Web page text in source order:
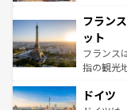
ませてく
なお、新
しい。
文化が根
れる闘牛
る。首都
アートに
せる。地
フラン
ット
フランス
指の観光
で、幅広
ドイツ